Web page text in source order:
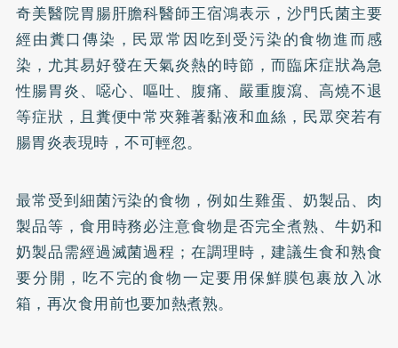
奇美醫院胃腸肝膽科醫師王宿鴻表示，沙門氏菌主要
經由糞口傳染，民眾常因吃到受污染的食物進而感
染，尤其易好發在天氣炎熱的時節，而臨床症狀為急
性腸胃炎、噁心、嘔吐、腹痛、嚴重腹瀉、高燒不退
等症狀，且糞便中常夾雜著黏液和血絲，民眾突若有
腸胃炎表現時，不可輕忽。
最常受到細菌污染的食物，例如生雞蛋、奶製品、肉
製品等，食用時務必注意食物是否完全煮熟、牛奶和
奶製品需經過滅菌過程；在調理時，建議生食和熟食
要分開，吃不完的食物一定要用保鮮膜包裹放入冰
箱，再次食用前也要加熱煮熟。